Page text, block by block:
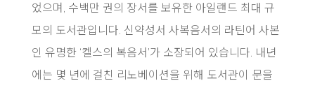
었으며, 수백만 권의 장서를 보유한 아일랜드 최대 규
모의 도서관입니다. 신약성서 사복음서의 라틴어 사본
인 유명한 ‘켈스의 복음서’가 소장되어 있습니다. 내년
에는 몇 년에 걸친 리노베이션을 위해 도서관이 문을